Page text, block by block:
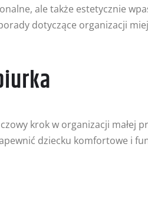
ale także estetycznie
dotyczące organizacji
krok w organizacji małej
dziecku komfortowe i